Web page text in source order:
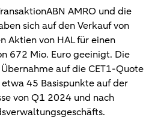
ABN AMRO und die
sich auf den Verkauf von
Aktien von HAL für einen
672 Mio. Euro geeinigt. Die
auf die CET1-Quote
45 Basispunkte auf der
von Q1 2024 und nach